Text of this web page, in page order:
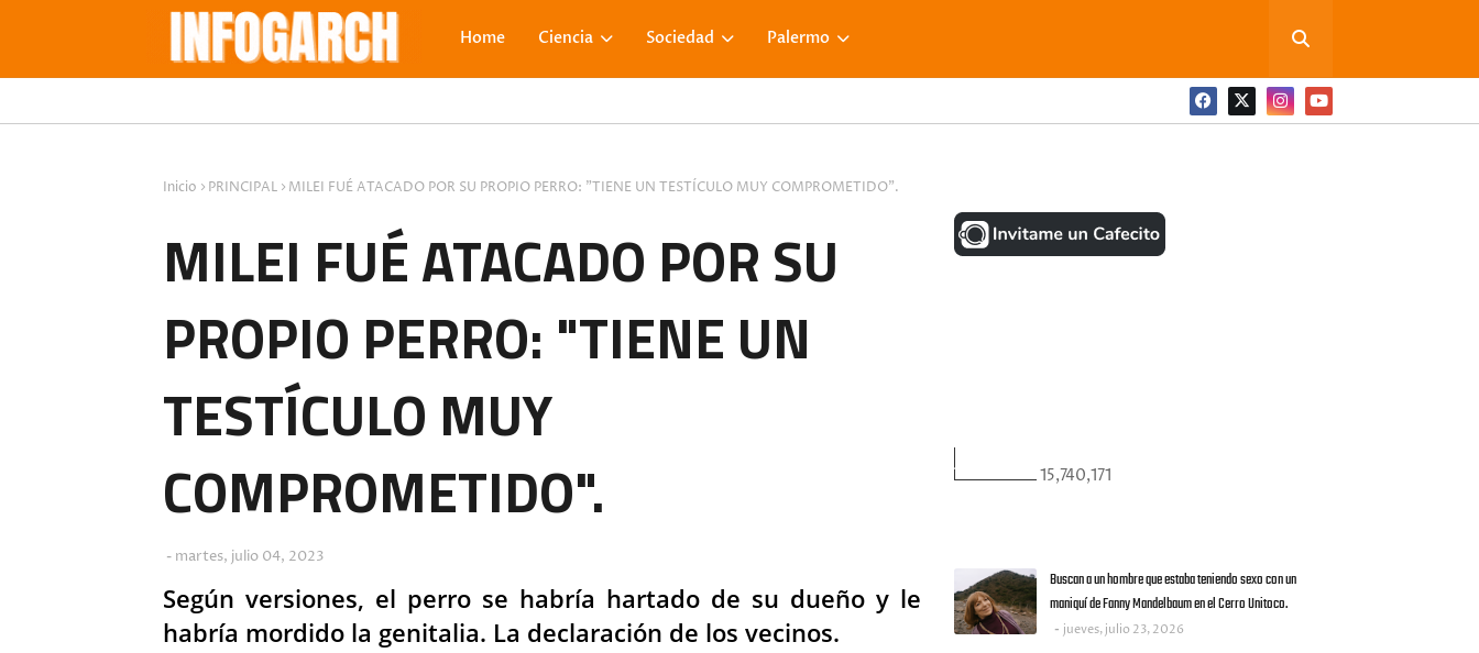
Home Ciencia Sociedad Palermo
Inicio PRINCIPAL MILEI FUÉ ATACADO POR SU PROPIO PERRO: "TIENE UN TESTÍCULO MUY COMPROMETIDO".
MILEI FUÉ ATACADO POR SU
PROPIO PERRO: "TIENE UN
TESTÍCULO MUY
COMPROMETIDO".
martes, julio 04, 2023
Según versiones, el perro se habría hartado de su dueño y le
habría mordido la genitalia. La declaración de los vecinos.
15,740,171
Buscan a un hombre que estaba teniendo sexo con un
maniquí de Fanny Mandelbaum en el Cerro Unitoco.
jueves, julio 23, 2026